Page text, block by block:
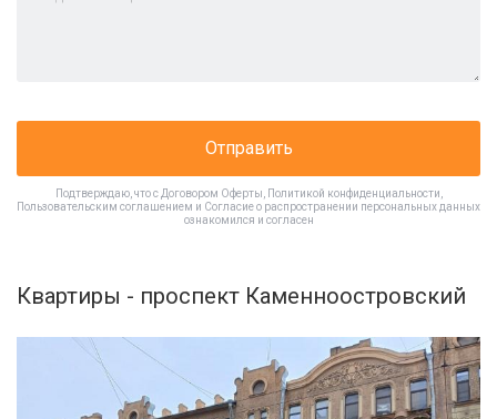
Отправить
Подтверждаю, что с Договором Оферты Политикой конфиденциальности
Пользовательским соглашением и Согласие о распространении персональных данных
ознакомился и согласен
Квартиры - проспект Каменноостровский